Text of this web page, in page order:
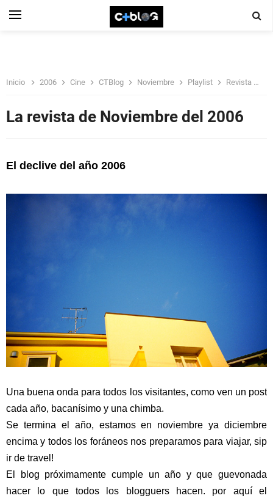
Inicio 2006 Cine CTBlog Noviembre Playlist Revista
La revista de Noviembre del 2006
El declive del año 2006
Una buena onda para todos los visitantes, como ven un post
cada año, bacanísimo y una chimba.
Se termina el año, estamos en noviembre ya diciembre
encima y todos los foráneos nos preparamos para viajar, sip
ir de travel!
El blog próximamente cumple un año y que guevonada
hacer lo que todos los blogguers hacen. por aquí el